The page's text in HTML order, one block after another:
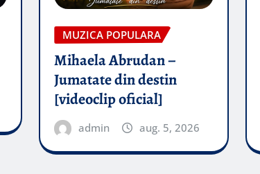
MUZICA POPULARA
Mihaela Abrudan –
Jumatate din destin
[videoclip oficial]
admin aug. 5, 2026